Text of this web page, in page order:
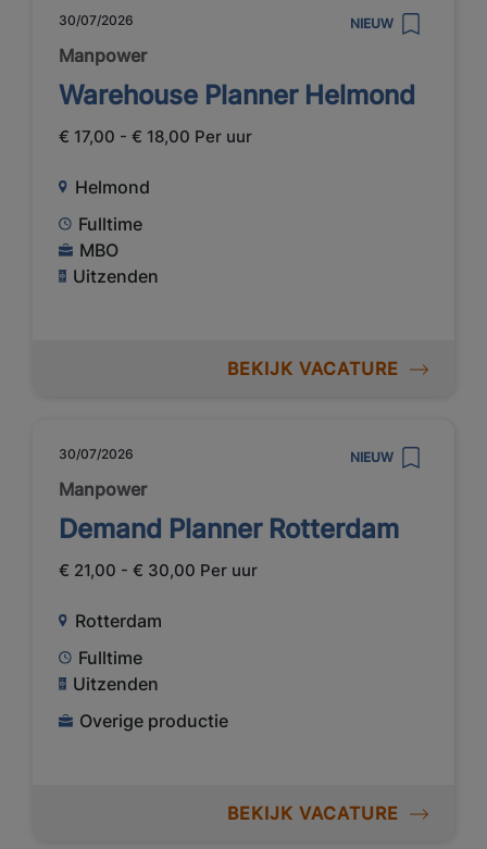
30/07/2026 NIEUW
Manpower
Warehouse Planner Helmond
€ 17,00 - € 18,00 Per uur
Helmond
Fulltime
MBO
Uitzenden
BEKIJK VACATURE
30/07/2026 NIEUW
Manpower
Demand Planner Rotterdam
€ 21,00 - € 30,00 Per uur
Rotterdam
Fulltime
Uitzenden
Overige productie
BEKIJK VACATURE